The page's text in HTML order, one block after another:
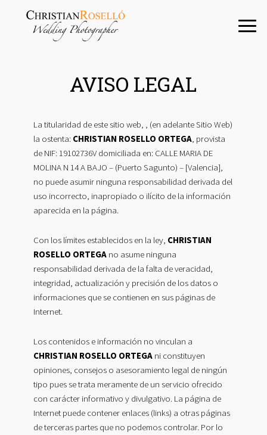
contenido
AVISO LEGAL
La titularidad de este sitio web, , (en adelante Sitio Web)
la ostenta: CHRISTIAN ROSELLO ORTEGA, provista
de NIF: 19102736V domiciliada en: CALLE MARIA DE
MOLINA N 14 A BAJO – (Puerto Sagunto) – [Valencia],
no puede asumir ninguna responsabilidad derivada del
uso incorrecto, inapropiado o ilícito de la información
aparecida en la página.
Con los límites establecidos en la ley, CHRISTIAN
ROSELLO ORTEGA no asume ninguna
responsabilidad derivada de la falta de veracidad,
integridad, actualización y precisión de los datos o
informaciones que se contienen en sus páginas de
Internet.
Los contenidos e información no vinculan a
CHRISTIAN ROSELLO ORTEGAni constituyen
opiniones, consejos o asesoramiento legal de ningún
tipo pues se trata meramente de un servicio ofrecido
con carácter informativo y divulgativo. La página de
Internet puede contener enlaces (links) a otras páginas
de terceras partes que no podemos controlar. Por lo